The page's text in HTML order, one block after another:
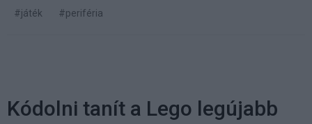
#játék
#periféria
Kódolni tanít a Lego legújabb